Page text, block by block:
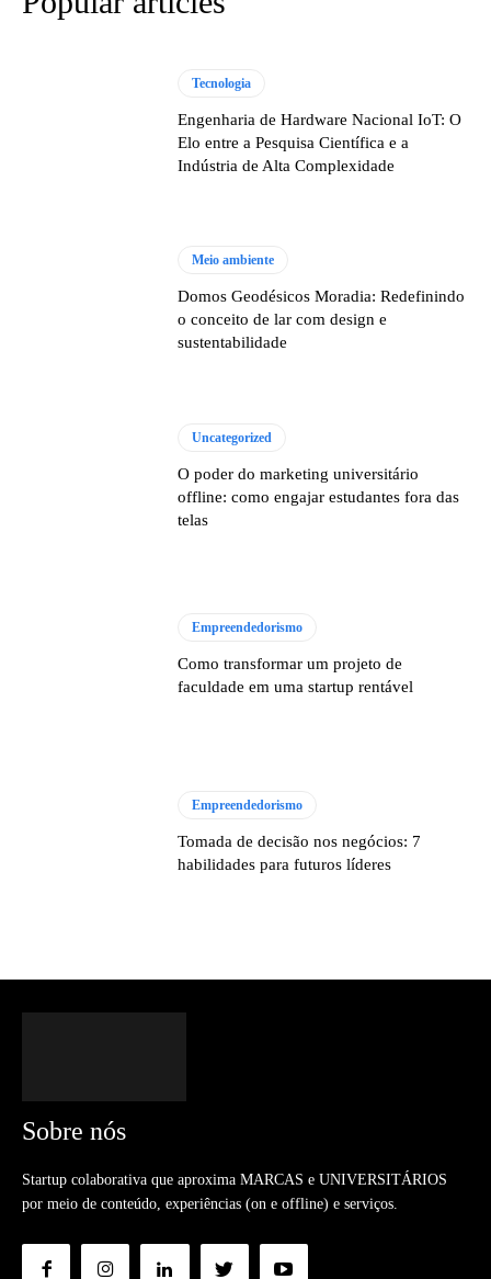
Tecnologia
Engenharia de Hardware Nacional IoT: O
Elo entre a Pesquisa Científica e a
Indústria de Alta Complexidade
Meio ambiente
Domos Geodésicos Moradia: Redefinindo
o conceito de lar com design e
sustentabilidade
Uncategorized
O poder do marketing universitário
offline: como engajar estudantes fora das
telas
Empreendedorismo
Como transformar um projeto de
faculdade em uma startup rentável
Empreendedorismo
Tomada de decisão nos negócios: 7
habilidades para futuros líderes
Sobre nós
Startup colaborativa que aproxima MARCAS e UNIVERSITÁRIOS
por meio de conteúdo, experiências (on e offline) e serviços.